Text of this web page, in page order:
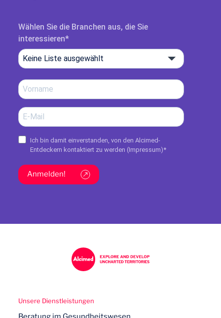
Wählen Sie die Branchen aus, die Sie
interessieren
Keine Liste ausgewählt
Ich bin damit einverstanden, von den Alcimed-
Entdeckern kontaktiert zu werden (Impressum)*
Anmelden!
Unsere Dienstleistungen